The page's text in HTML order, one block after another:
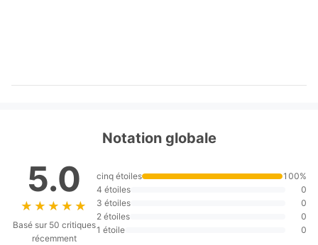
Notation globale
5.0
★★★★★
★★★★★
Basé sur 50 critiques
récemment
cinq étoiles
100%
4 étoiles
0
3 étoiles
0
2 étoiles
0
1 étoile
0